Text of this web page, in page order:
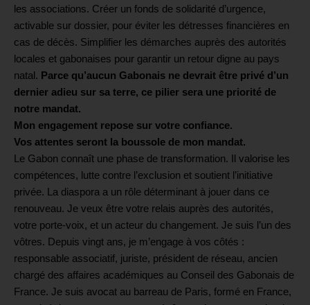
les associations. Créer un fonds de solidarité d’urgence,
activable sur dossier, pour éviter les détresses financières en
cas de décès. Simplifier les démarches auprès des autorités
locales et gabonaises pour garantir un retour digne au pays
natal. Parce qu’aucun Gabonais ne devrait être privé d’un
dernier adieu sur sa terre, ce pilier sera une priorité de
notre mandat.
Mon engagement repose sur votre confiance.
Vos attentes seront la boussole de mon mandat.
Le Gabon connaît une phase de transformation. Il valorise les
compétences, lutte contre l’exclusion et soutient l’initiative
privée. La diaspora a un rôle déterminant à jouer dans ce
renouveau. Je veux être votre relais auprès des autorités,
votre porte-voix, et un acteur du changement. Je suis l’un des
vôtres. Depuis vingt ans, je m’engage à vos côtés :
responsable associatif, juriste, président de réseau, ancien
chargé des affaires académiques au Conseil des Gabonais de
France. Je suis avocat au barreau de Paris, formé en France,